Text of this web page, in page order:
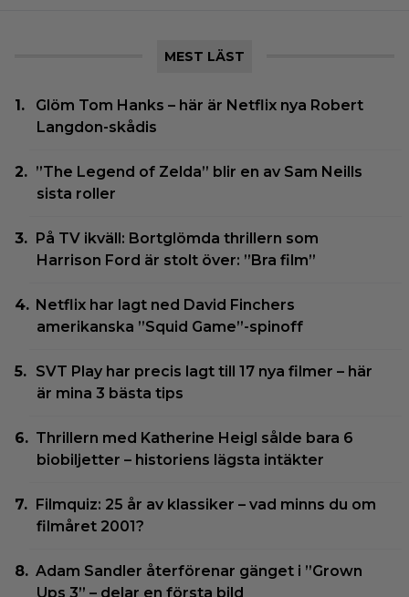
MEST LÄST
Glöm Tom Hanks – här är Netflix nya Robert
Langdon-skådis
”The Legend of Zelda” blir en av Sam Neills
sista roller
På TV ikväll: Bortglömda thrillern som
Harrison Ford är stolt över: ”Bra film”
Netflix har lagt ned David Finchers
amerikanska ”Squid Game”-spinoff
SVT Play har precis lagt till 17 nya filmer – här
är mina 3 bästa tips
Thrillern med Katherine Heigl sålde bara 6
biobiljetter – historiens lägsta intäkter
Filmquiz: 25 år av klassiker – vad minns du om
filmåret 2001?
Adam Sandler återförenar gänget i ”Grown
Ups 3” – delar en första bild